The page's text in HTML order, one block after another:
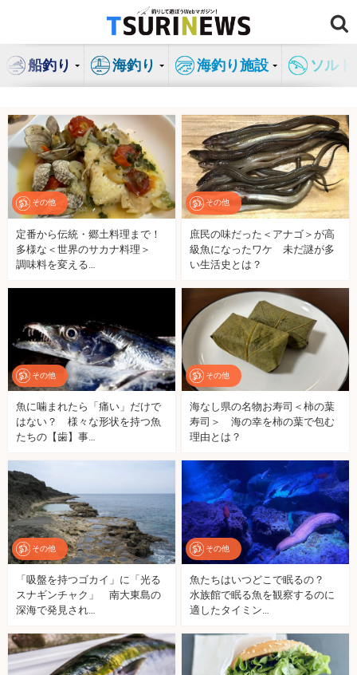
ン
ス
キ
船釣り 海釣り 海釣り施設 ソル
その他
定番から伝統・郷土料理まで！
多様な＜世界のサカナ料理＞
調味料を変える…
その他
庶民の味だった＜アナゴ＞が高
級魚になったワケ 未だ謎が多
い生活史とは？
その他
魚に噛まれたら「痛い」だけで
はない？ 様々な形状を持つ魚
たちの【歯】事…
その他
海なし県の名物お寿司＜柿の葉
寿司＞ 海の幸を柿の葉で包む
理由とは？
その他
「吸盤を持つゴカイ」に「光る
スナギンチャク」 南大東島の
深海で発見され…
その他
魚たちはいつどこで眠るの？
水族館で眠る魚を観察するのに
適したタイミン…